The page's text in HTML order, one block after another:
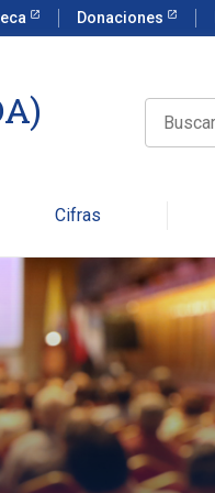
Donaciones
Search
for:
Cifras